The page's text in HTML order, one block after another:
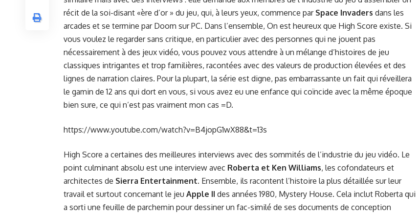
récit de la soi-disant «ère d’or » du jeu, qui, à leurs yeux, commence par Space Invaders dans les
arcades et se termine par Doom sur PC. Dans l’ensemble, On est heureux que High Score existe. Si
vous voulez le regarder sans critique, en particulier avec des personnes qui ne jouent pas
nécessairement à des jeux vidéo, vous pouvez vous attendre à un mélange d’histoires de jeu
classiques intrigantes et trop familières, racontées avec des valeurs de production élevées et des
lignes de narration claires. Pour la plupart, la série est digne, pas embarrassante un fait qui réveillera
le gamin de 12 ans qui dort en vous, si vous avez eu une enfance qui coïncide avec la même époque
bien sure, ce qui n’est pas vraiment mon cas =D.
https://www.youtube.com/watch?v=B4jopG1wX88&t=13s
High Score a certaines des meilleures interviews avec des sommités de l’industrie du jeu vidéo. Le
point culminant absolu est une interview avec Roberta et Ken Williams, les cofondateurs et
architectes de Sierra Entertainment. Ensemble, ils racontent l’histoire la plus détaillée sur leur
travail et surtout concernant le jeu Apple II des années 1980, Mystery House. Cela inclut Roberta qui
a sorti une feuille de parchemin pour dessiner un fac-similé de ses documents de conception